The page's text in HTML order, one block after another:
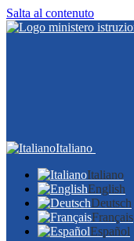
Salta al contenuto
Italiano
Italiano
English
Deutsch
Français
Español